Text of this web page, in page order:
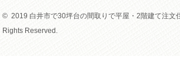
© 2019 白井市で30坪台の間取りで平屋・2階建て注文
Rights Reserved.